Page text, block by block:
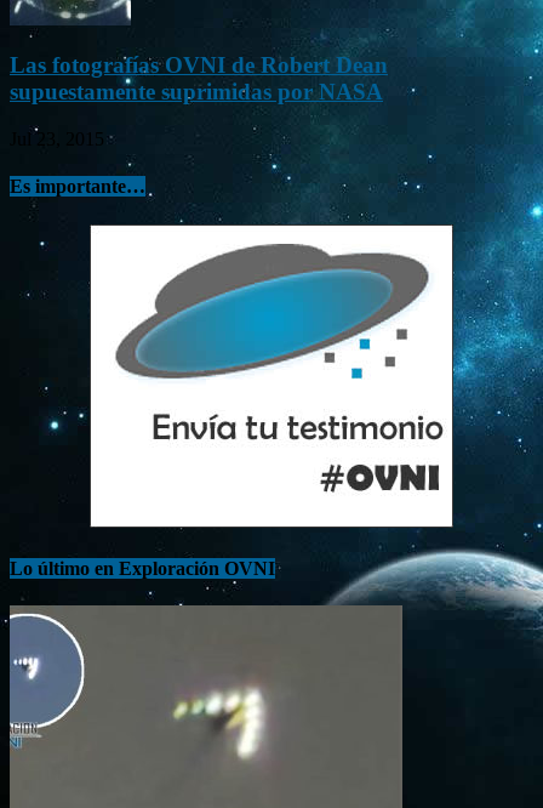
Las fotografías OVNI de Robert Dean
supuestamente suprimidas por NASA
Jul 23, 2015
Es importante…
Lo último en Exploración OVNI